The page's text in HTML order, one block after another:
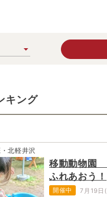
キング
北軽井沢
移動動物園
ふれあおう！
開催中 7月19日